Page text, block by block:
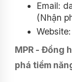
Email:
(Nhận
Website:
MPR - Đồng
phá tiềm